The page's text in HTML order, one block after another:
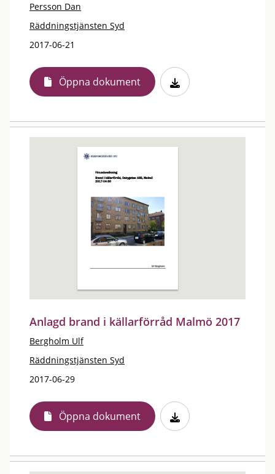
Persson Dan
Räddningstjänsten Syd
2017-06-21
Öppna dokument
Anlagd brand i källarförråd Malmö 2017
Bergholm Ulf
Räddningstjänsten Syd
2017-06-29
Öppna dokument